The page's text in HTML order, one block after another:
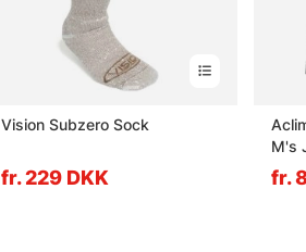
Vision Subzero Sock
fr. 229 DKK
M's
fr.